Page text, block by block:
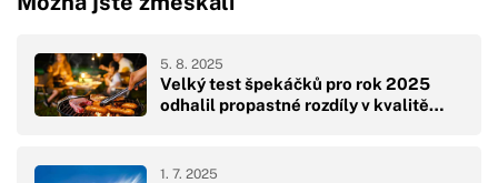
Velký test špekáčků pro rok 2025
odhalil propastné rozdíly v kvalitě…
5. 8. 2025
1. 7. 2025